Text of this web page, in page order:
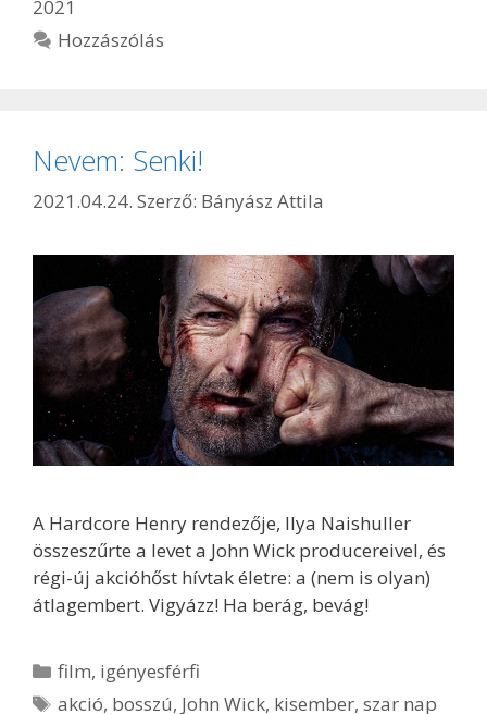
2021
Hozzászólás
Nevem: Senki!
2021.04.24. Szerző: Bányász Attila
A Hardcore Henry rendezője, Ilya Naishuller
összeszűrte a levet a John Wick producereivel, és
régi-új akcióhőst hívtak életre: a (nem is olyan)
átlagembert. Vigyázz! Ha berág, bevág!
Kategória
film, igényesférfi
Címkék
akció, bosszú, John Wick, kisember,szar nap